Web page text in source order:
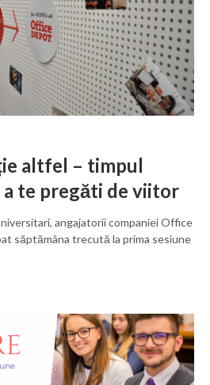
altfel – timpul
te pregăti de viitor
angajatorii companiei Office
săptămâna trecută la prima sesiune